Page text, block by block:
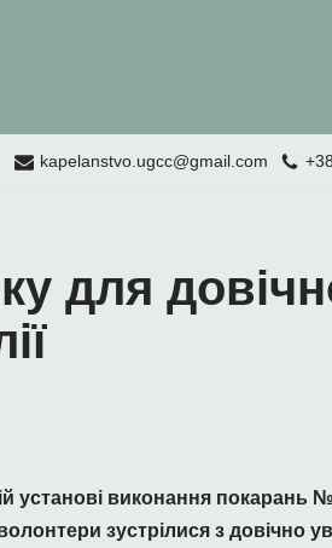
kapelanstvo.ugcc@gmail.com
для
установі виконання
зустрілися з довічно